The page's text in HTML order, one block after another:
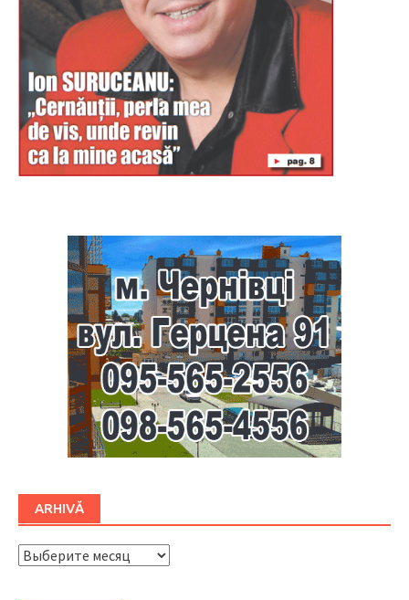
ARHIVĂ
ARHIVĂ